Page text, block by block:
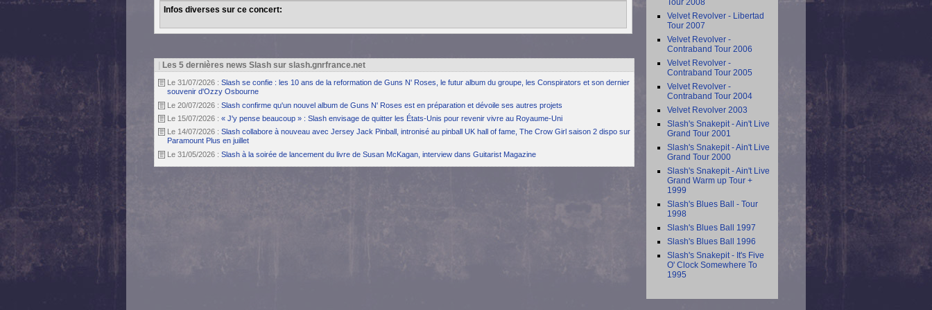
Infos diverses sur ce concert:
Les 5 dernières news Slash sur slash.gnrfrance.net
Le 31/07/2026 : Slash se confie : les 10 ans de la reformation de Guns N' Roses, le futur album du groupe, les Conspirators et son dernier
souvenir d'Ozzy Osbourne
Le 20/07/2026 : Slash confirme qu'un nouvel album de Guns N' Roses est en préparation et dévoile ses autres projets
Le 15/07/2026 : « J'y pense beaucoup » : Slash envisage de quitter les États-Unis pour revenir vivre au Royaume-Uni
Le 14/07/2026 : Slash collabore à nouveau avec Jersey Jack Pinball, intronisé au pinball UK hall of fame, The Crow Girl saison 2 dispo sur
Paramount Plus en juillet
Le 31/05/2026 : Slash à la soirée de lancement du livre de Susan McKagan, interview dans Guitarist Magazine
Tour 2008
Velvet Revolver - Libertad
Tour 2007
Velvet Revolver -
Contraband Tour 2006
Velvet Revolver -
Contraband Tour 2005
Velvet Revolver -
Contraband Tour 2004
Velvet Revolver 2003
Slash's Snakepit - Ain't Live
Grand Tour 2001
Slash's Snakepit - Ain't Live
Grand Tour 2000
Slash's Snakepit - Ain't Live
Grand Warm up Tour +
1999
Slash's Blues Ball - Tour
1998
Slash's Blues Ball 1997
Slash's Blues Ball 1996
Slash's Snakepit - It's Five
O' Clock Somewhere To
1995